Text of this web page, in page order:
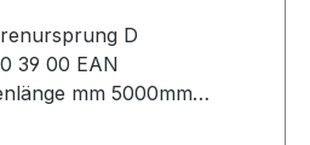
D
39 00 EAN
mm 5000mm